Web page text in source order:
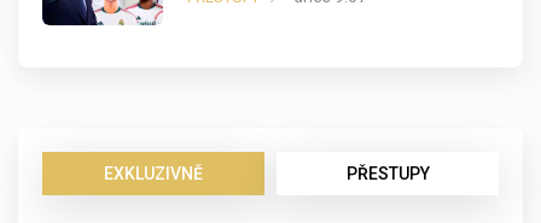
EXKLUZIVNĚ PŘESTUPY